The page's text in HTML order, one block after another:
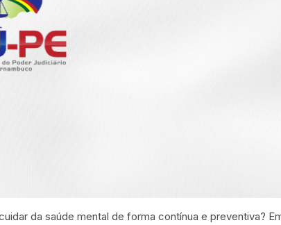
da saúde mental de forma contínua e preventiva?